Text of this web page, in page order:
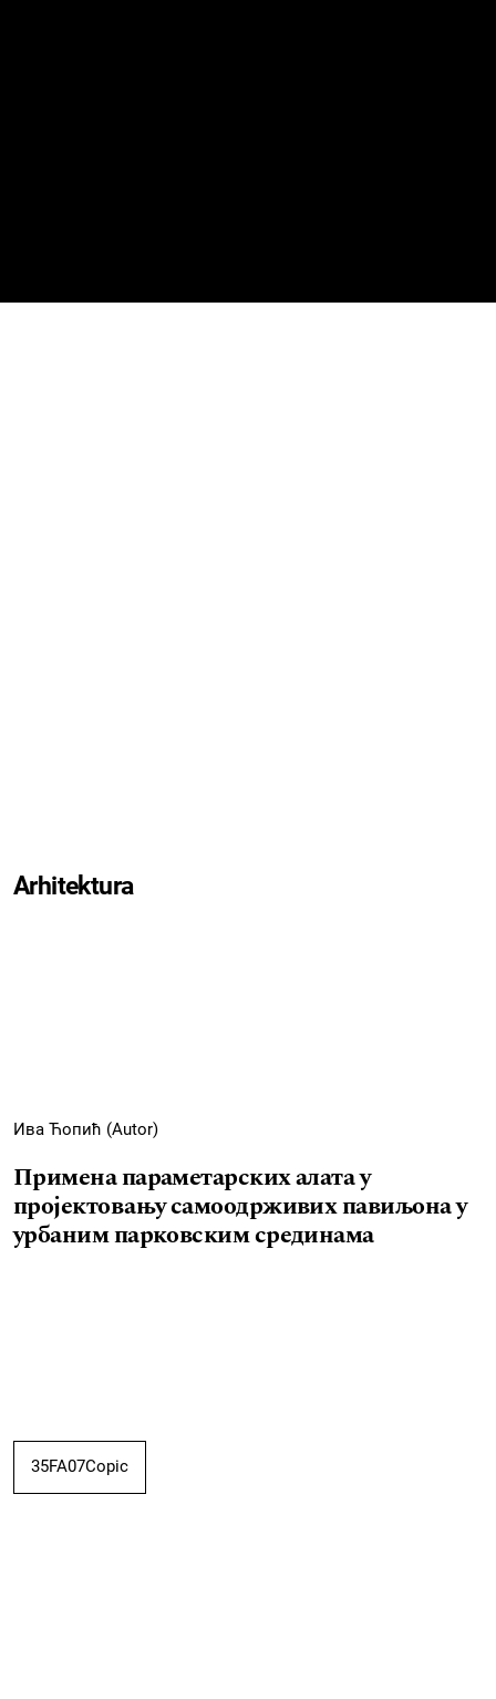
Arhitektura
Ива Ћопић (Autor)
Примена параметарских алата у
пројектовању самоодрживих павиљона у
урбаним парковским срединама
35FA07Copic